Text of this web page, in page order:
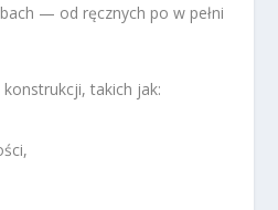
— od ręcznych po w pełni
takich jak: